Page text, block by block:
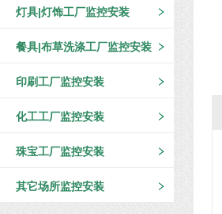
灯具|灯饰工厂监控安装
餐具|布草洗涤工厂监控安装
印刷工厂监控安装
化工工厂监控安装
珠宝工厂监控安装
其它场所监控安装